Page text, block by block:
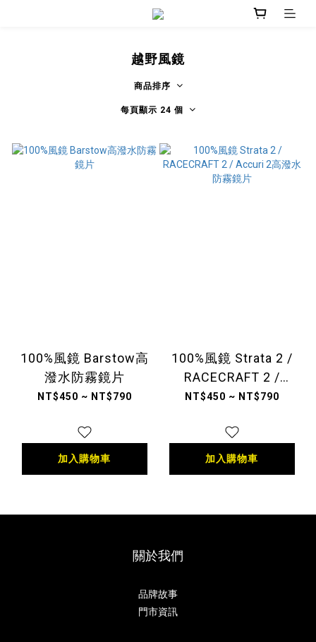
越野風鏡
商品排序
每頁顯示 24 個
100%風鏡 Barstow高
潑水防霧鏡片
NT$450 ~ NT$790
加入購物車
100%風鏡 Strata 2 /
RACECRAFT 2 /
Accuri 2高潑水防霧鏡
NT$450 ~ NT$790
加入購物車
關於我們
品牌故事
門市資訊